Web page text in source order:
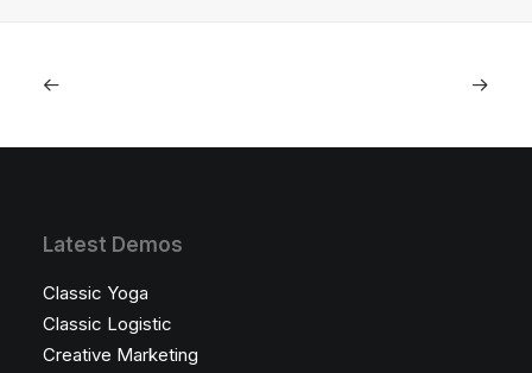
Latest Demos
Classic Yoga
Classic Logistic
Creative Marketing